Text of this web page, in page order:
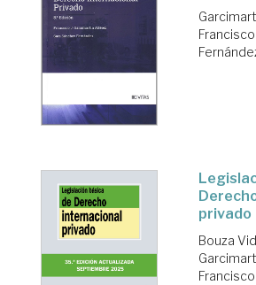
Francisco
privado
Bouza
Francisco